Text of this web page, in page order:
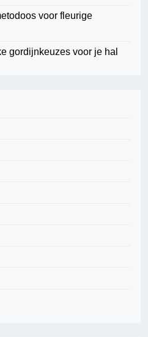
voor fleurige
gordijnkeuzes voor je hal